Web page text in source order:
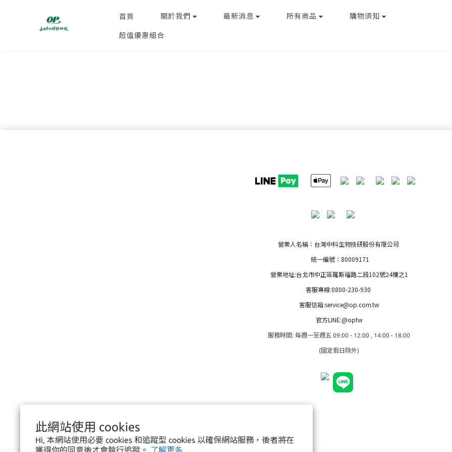
此網站使用 cookies
Hi, 本網站使用必要 cookies 和追蹤型 cookies 以確保網站服務，後者將在
獲得你的同意後才會執行追蹤。 了解更多
首頁 關於我們 最新消息 所有商品 購物須知
超值優惠組合
營業人名稱：台灣中科生物技研股份有限公司
統一編號：80009171
營業地址:台北市中正區羅斯福路二段102號24樓之1
客服專線:0800-230-930
客服信箱:service@op.com.tw
官方LINE:@optw
服務時間: 每週一至週五 09:00 - 12:00 , 14:00 - 18:00
(國定假日除外)